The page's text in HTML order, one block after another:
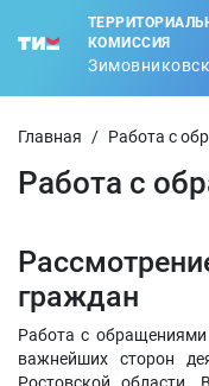
КОМИССИЯ
Главная / Работа с
Работа с
граждан
Работа с обращениями
важнейших сторон